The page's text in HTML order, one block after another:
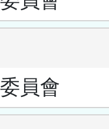
員會